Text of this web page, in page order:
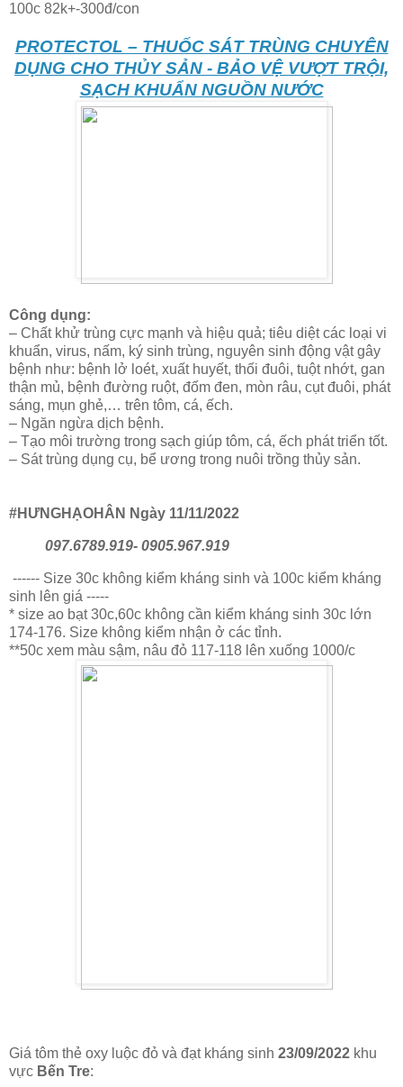
100c 82k+-300đ/con
PROTECTOL – THUỐC SÁT TRÙNG CHUYÊN
DỤNG CHO THỦY SẢN - BẢO VỆ VƯỢT TRỘI,
SẠCH KHUẨN NGUỒN NƯỚC
Công dụng:
– Chất khử trùng cực mạnh và hiệu quả; tiêu diệt các loại vi
khuẩn, virus, nấm, ký sinh trùng, nguyên sinh động vật gây
bệnh như: bệnh lở loét, xuất huyết, thối đuôi, tuột nhớt, gan
thận mủ, bệnh đường ruột, đốm đen, mòn râu, cụt đuôi, phát
sáng, mụn ghẻ,… trên tôm, cá, ếch.
– Ngăn ngừa dịch bệnh.
– Tạo môi trường trong sạch giúp tôm, cá, ếch phát triển tốt.
– Sát trùng dụng cụ, bể ương trong nuôi trồng thủy sản.
#HƯNGHẠOHÂN Ngày 11/11/2022
097.6789.919- 0905.967.919
------ Size 30c không kiểm kháng sinh và 100c kiểm kháng
sinh lên giá -----
* size ao bạt 30c,60c không cần kiểm kháng sinh 30c lớn
174-176. Size không kiểm nhận ở các tỉnh.
**50c xem màu sậm, nâu đỏ 117-118 lên xuống 1000/c
Giá tôm thẻ oxy luộc đỏ và đạt kháng sinh 23/09/2022 khu
vực Bến Tre: